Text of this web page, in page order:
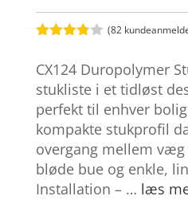
ud af 5
baseret
på
kundebed
ømmels
er
(82
CX124 Duropolymer
stukliste i et tidløst
perfekt til enhver
kompakte stukprofil
overgang mellem
bløde bue og enkle,
Installation – … læs